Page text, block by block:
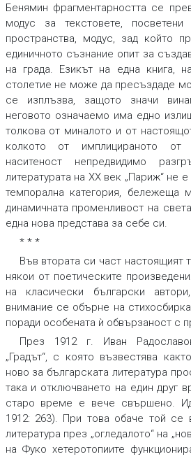
Бенямин фрагментарността се
модус за текстовете,
пространства, модус, зад който
единичното съзнание опит за
на града. Езикът на една книга,
столетие не може да пресъздаде
се изплъзва, защото значи
неговото означаемо има едно
толкова от миналото и от
колкото от имплицираното от
наситеност непредвидимо
литературата на ХХ век „Париж“ не
темпорална категория, бележеща
динамичната променливост на
една нова представа за себе си.
* * *
Във втората си част настоящият
някои от поетическите
на класически български
внимание се обърне на
поради особената ѝ обвързаност с
През 1912 г. Иван
„Градът“, с която възвестява
ново за българската литература
така и отключването на един друг
старо време е вече свършено.
1912: 263). При това обаче той се
литература през „огледалото“ на
на Фуко хетеротопиите